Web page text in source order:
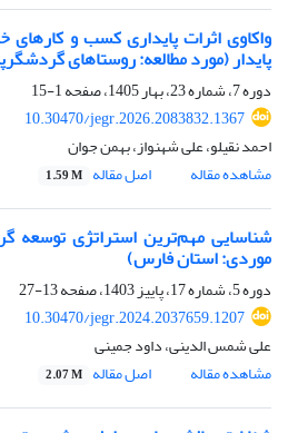
واکاوی اثرات پایداری کسب و
پایدار (مورد مطالعه: روستاهای
دوره 7، شماره 23، بهار 1405، صفحه
1-15
10.30470/jegr.2026.2083832.1367
احمد نقیلو، علی شهنواز، بهمن جوان
مشاهده مقاله
اصل مقاله 1.59 M
شناسایی مهم‌ترین استراتژی توسعه
موردی: استان فارس)
دوره 5، شماره 17، پاییز 1403، صفحه
13-27
10.30470/jegr.2024.2037659.1207
علی شمس الدینی، داود جمینی
مشاهده مقاله
اصل مقاله 2.07 M